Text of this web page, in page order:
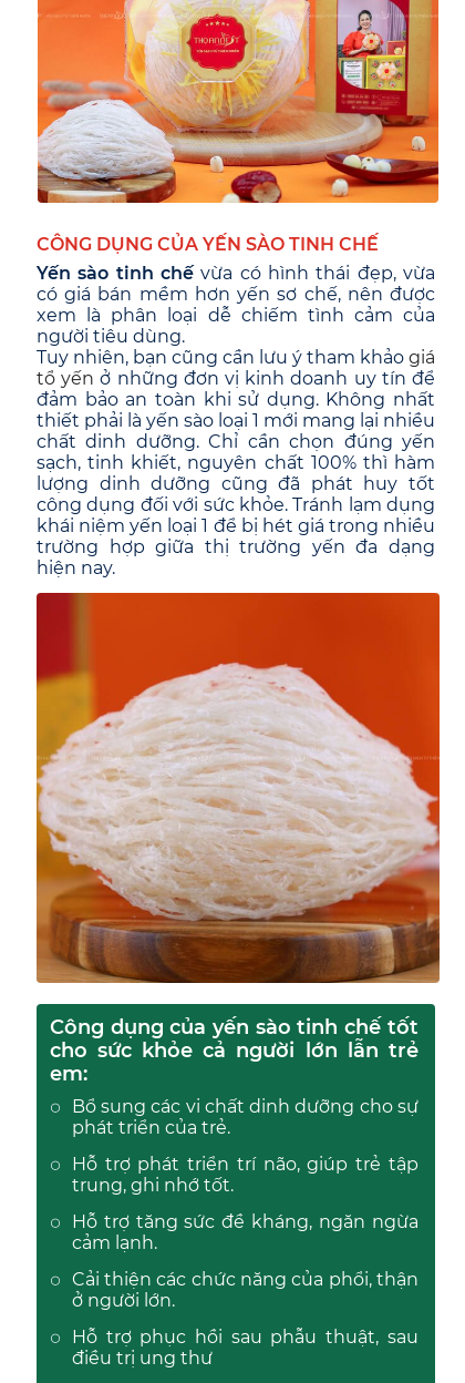
Yến sào tinh chếvừa có hình thái đẹp, vừa
có giá bán mềm hơn yến sơ chế, nên được
xem là phân loại dễ chiếm tình cảm của
người tiêu dùng.
Tuy nhiên, bạn cũng cần lưu ý tham khảo giá
tổ yến ở những đơn vị kinh doanh uy tín để
đảm bảo an toàn khi sử dụng. Không nhất
thiết phải là yến sào loại 1 mới mang lại nhiều
chất dinh dưỡng. Chỉ cần chọn đúng yến
sạch, tinh khiết, nguyên chất 100% thì hàm
lượng dinh dưỡng cũng đã phát huy tốt
công dụng đối với sức khỏe. Tránh lạm dụng
khái niệm yến loại 1 để bị hét giá trong nhiều
trường hợp giữa thị trường yến đa dạng
hiện nay.
CÔNG DỤNG CỦA YẾN SÀO TINH CHẾ
Bổ sung các vi chất dinh dưỡng cho sự
phát triển của trẻ.
Hỗ trợ phát triển trí não, giúp trẻ tập
trung, ghi nhớ tốt.
Hỗ trợ tăng sức đề kháng, ngăn ngừa
cảm lạnh.
Cải thiện các chức năng của phổi, thận
ở người lớn.
Hỗ trợ phục hồi sau phẫu thuật, sau
điều trị ung thư
Công dụng của yến sào tinh chế tốt
cho sức khỏe cả người lớn lẫn trẻ
em: